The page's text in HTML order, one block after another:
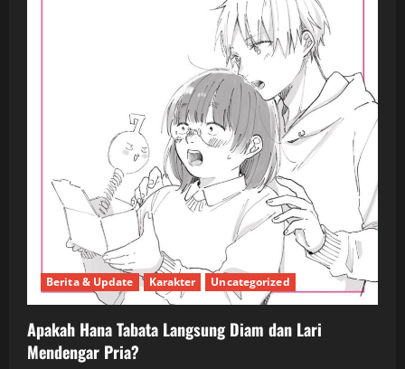
Berita & Update Karakter Uncategorized
Apakah Hana Tabata Langsung Diam dan Lari
Mendengar Pria?